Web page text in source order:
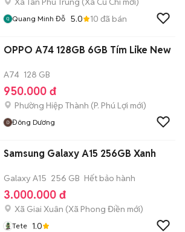
Quang Minh Đỗ 5.0 10 đã bán
OPPO A74 128GB 6GB Tím Like New
A74 128 GB
950.000 đ
Phường Hiệp Thành (P. Phú Lợi mới)
Đông Dương
Samsung Galaxy A15 256GB Xanh
Galaxy A15 256 GB Hết bảo hành
3.000.000 đ
Xã Giai Xuân (Xã Phong Điền mới)
Tete 1.0